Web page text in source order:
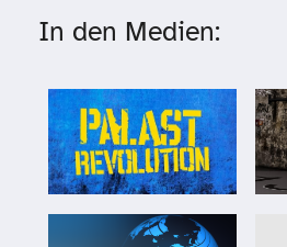
In den Medien: